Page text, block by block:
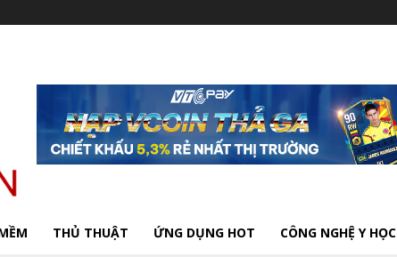
THỦ THUẬT ỨNG DỤNG HOT CÔNG NGHỆ Y HỌC